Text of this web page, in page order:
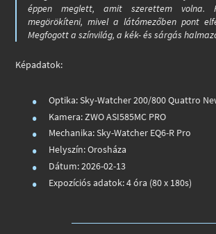
éppen meglett, amit szerettem volna.
megörökíteni, mivel a látómezőben pont
Megfogott a színvilág, a kék- és sárgás
Képadatok:
Optika: Sky-Watcher 200/800Quattro
Kamera: ZWO ASI585MC PRO
Mechanika: Sky-Watcher EQ6-R Pro
Helyszín: Orosháza
Dátum: 2026-02-13
Expozíciós adatok: 4 óra (80 x 180s)